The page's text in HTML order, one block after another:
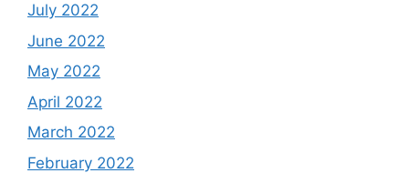
July 2022
June 2022
May 2022
April 2022
March 2022
February 2022